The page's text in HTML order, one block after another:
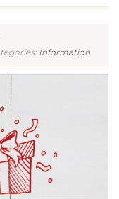
Information